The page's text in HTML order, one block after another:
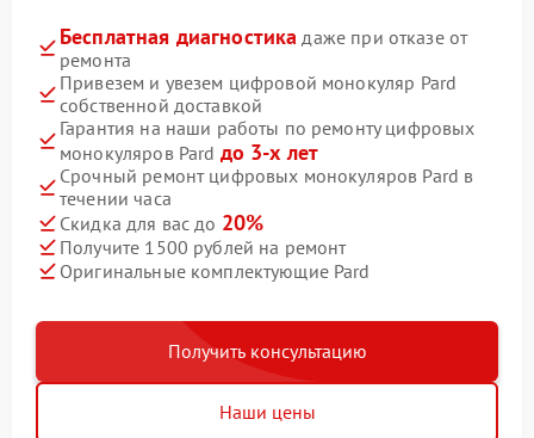
Бесплатная диагностика даже при отказе от
ремонта
Привезем и увезем цифровой монокуляр Pard
собственной доставкой
Гарантия на наши работы по ремонту цифровых
монокуляров Pard до 3-х лет
Срочный ремонт цифровых монокуляров Pard в
течении часа
Скидка для вас до 20%
Получите 1500 рублей на ремонт
Оригинальные комплектующие Pard
Получить консультацию
Наши цены